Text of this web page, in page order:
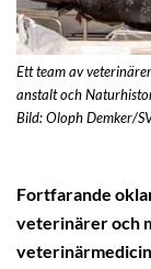
Ett team av
anstalt och
Bild: Oloph Demker/
Fortfarande
veterinärer och